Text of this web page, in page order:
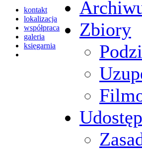
kontakt
lokalizacja
współpraca
galeria
księgarnia
Zbiory